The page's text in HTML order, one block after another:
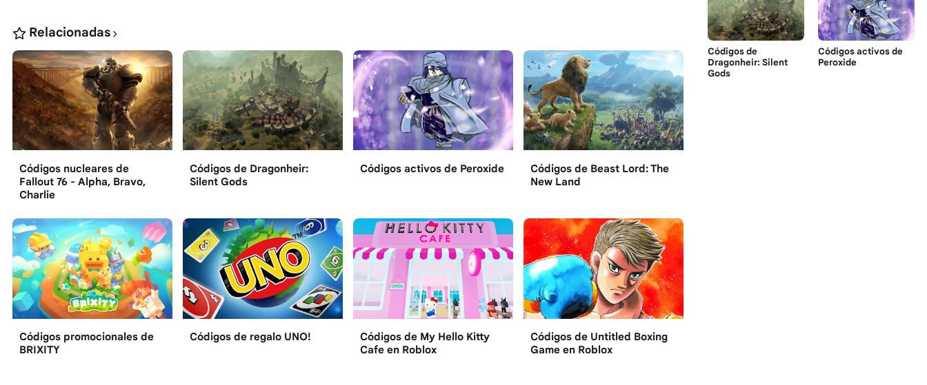
Relacionadas
Códigos nucleares de
Fallout 76 - Alpha, Bravo,
Charlie
Códigos de Dragonheir:
Silent Gods
Códigos activos de Peroxide
Códigos de Beast Lord: The
New Land
Códigos promocionales de
BRIXITY
Códigos de regalo UNO!
Códigos de My Hello Kitty
Cafe en Roblox
Códigos de Untitled Boxing
Game en Roblox
Códigos de
Dragonheir: Silent
Gods
Códigos activos de
Peroxide